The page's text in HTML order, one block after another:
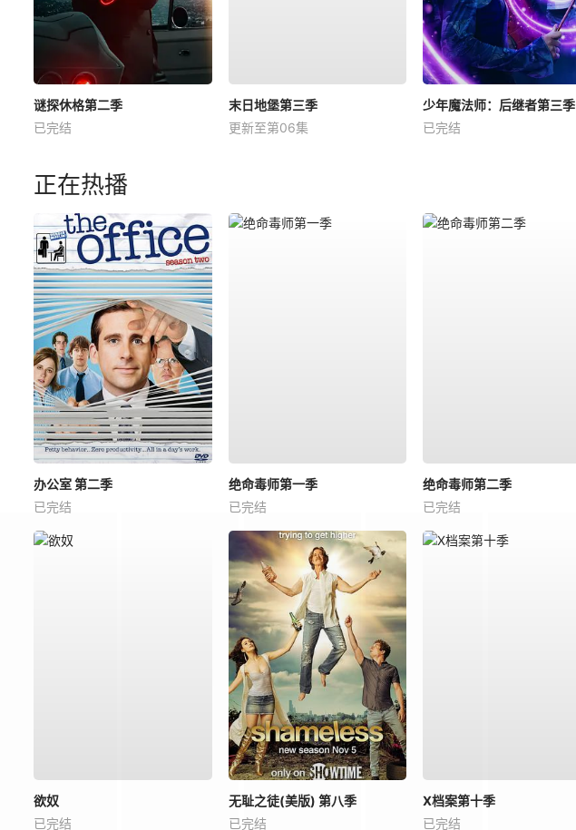
谜探休格第二季
已完结
末日地堡第三季
更新至第06集
少年魔法师：后继者第三季
已完结
正在热播
办公室 第二季
已完结
绝命毒师第一季
已完结
绝命毒师第二季
已完结
欲奴
已完结
无耻之徒(美版) 第八季
已完结
X档案第十季
已完结